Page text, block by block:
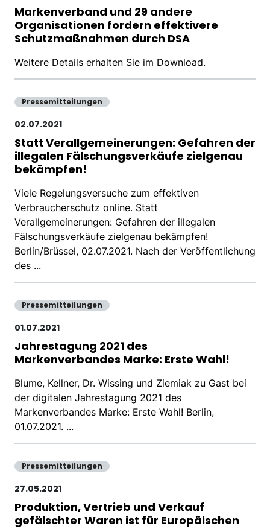
Markenverband und 29 andere
Organisationen fordern effektivere
Schutzmaßnahmen durch DSA
Weitere Details erhalten Sie im Download.
Pressemitteilungen
02.07.2021
Statt Verallgemeinerungen: Gefahren der
illegalen Fälschungsverkäufe zielgenau
bekämpfen!
Viele Regelungsversuche zum effektiven
Verbraucherschutz online. Statt
Verallgemeinerungen: Gefahren der illegalen
Fälschungsverkäufe zielgenau bekämpfen!
Berlin/Brüssel, 02.07.2021. Nach der Veröffentlichung
des ...
Pressemitteilungen
01.07.2021
Jahrestagung 2021 des
Markenverbandes Marke: Erste Wahl!
Blume, Kellner, Dr. Wissing und Ziemiak zu Gast bei
der digitalen Jahrestagung 2021 des
Markenverbandes Marke: Erste Wahl! Berlin,
01.07.2021. ...
Pressemitteilungen
27.05.2021
Produktion, Vertrieb und Verkauf
gefälschter Waren ist für Europäischen